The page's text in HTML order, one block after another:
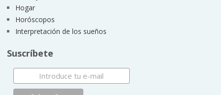
Hogar
Horóscopos
Interpretación de los sueños
Suscríbete